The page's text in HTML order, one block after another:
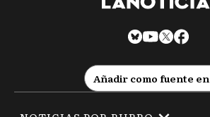
Añadir como fuente en